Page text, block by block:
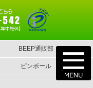
BEEP通販部
ピンボール